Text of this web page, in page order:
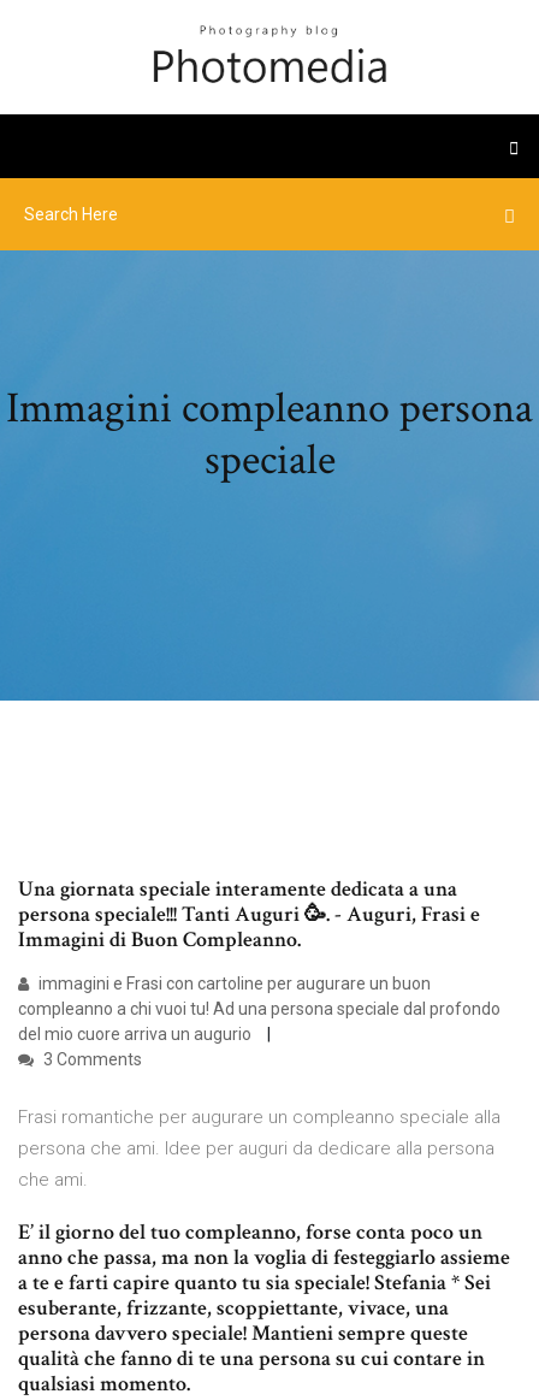
Immagini compleanno persona
speciale
Una giornata speciale interamente dedicata a una
persona speciale!!! Tanti Auguri 🥳. - Auguri, Frasi e
Immagini di Buon Compleanno.
immagini e Frasi con cartoline per augurare un buon
compleanno a chi vuoi tu! Ad una persona speciale dal profondo
del mio cuore arriva un augurio
3 Comments
Frasi romantiche per augurare un compleanno speciale alla
persona che ami. Idee per auguri da dedicare alla persona
che ami.
E’ il giorno del tuo compleanno, forse conta poco un
anno che passa, ma non la voglia di festeggiarlo assieme
a te e farti capire quanto tu sia speciale! Stefania * Sei
esuberante, frizzante, scoppiettante, vivace, una
persona davvero speciale! Mantieni sempre queste
qualità che fanno di te una persona su cui contare in
qualsiasi momento.